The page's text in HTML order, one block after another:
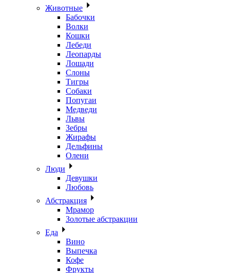
Животные
Бабочки
Волки
Кошки
Лебеди
Леопарды
Лошади
Слоны
Тигры
Собаки
Попугаи
Медведи
Львы
Зебры
Жирафы
Дельфины
Олени
Люди
Девушки
Любовь
Абстракция
Мрамор
Золотые абстракции
Еда
Вино
Выпечка
Кофе
Фрукты